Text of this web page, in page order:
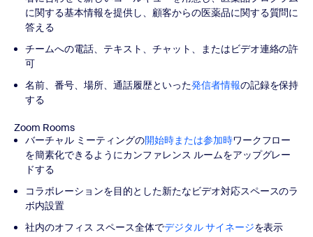
に関する基本情報を提供し、顧客からの医薬品に関する質問に
答える
チームへの電話、テキスト、チャット、またはビデオ連絡の許
可
名前、番号、場所、通話履歴といった発信者情報の記録を保持
する
Zoom Rooms
バーチャル ミーティングの開始時または参加時ワークフロー
を簡素化できるようにカンファレンス ルームをアップグレー
ドする
コラボレーションを目的とした新たなビデオ対応スペースのラ
ボ内設置
社内のオフィス スペース全体でデジタル サイネージを表示